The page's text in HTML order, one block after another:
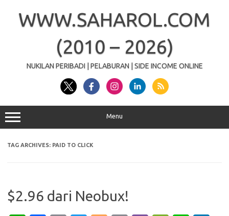
contentWWW.SAHAROL.COM
(2010 – 2026)
NUKILAN PERIBADI | PELABURAN | SIDE INCOME ONLINE
Menu
TAG ARCHIVES: PAID TO CLICK
$2.96 dari Neobux!